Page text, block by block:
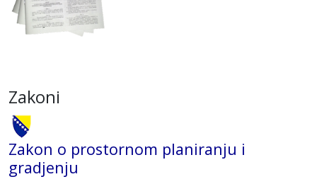
Zakoni
Zakon o prostornom planiranju i
gradjenju